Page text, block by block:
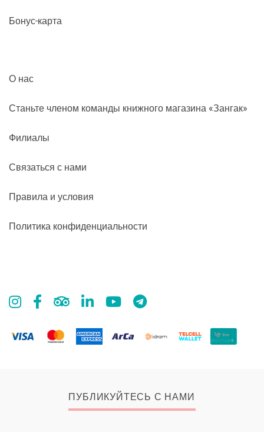
Бонус-карта
О нас
Станьте членом команды книжного магазина «Зангак»
Филиалы
Связаться с нами
Правила и условия
Политика конфиденциальности
ПУБЛИКУЙТЕСЬ С НАМИ